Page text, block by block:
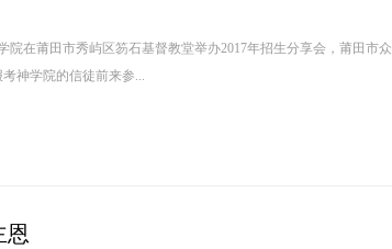
在莆田市秀屿区笏石基督教堂举办2017年招生分享会，莆田市众
神学院的信徒前来参...